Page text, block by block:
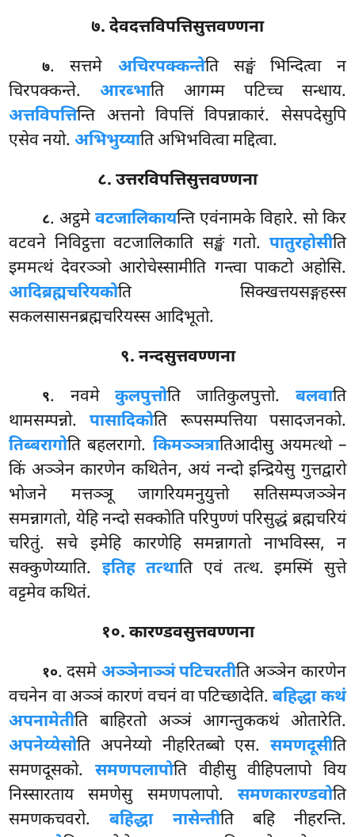
७. देवदत्तविपत्तिसुत्तवण्णना
७. सत्तमे अचिरपक्कन्तेति सङ्घं भिन्दित्वा न
चिरपक्कन्ते.आरब्भाति आगम्म पटिच्च सन्धाय.
अत्तविपत्तिन्ति अत्तनो विपत्तिं विपन्नाकारं. सेसपदेसुपि
एसेव नयो.अभिभुय्याति अभिभवित्वा मद्दित्वा.
८. उत्तरविपत्तिसुत्तवण्णना
८. अट्ठमे वटजालिकायन्ति एवंनामके विहारे. सो किर
वटवने निविट्ठत्ता वटजालिकाति सङ्खं गतो. पातुरहोसीति
इममत्थं देवरञ्ञो आरोचेस्सामीति गन्त्वा पाकटो अहोसि.
आदिब्रह्मचरियकोति सिक्खत्तयसङ्गहस्स
सकलसासनब्रह्मचरियस्स आदिभूतो.
९. नन्दसुत्तवण्णना
९. नवमेकुलपुत्तोति जातिकुलपुत्तो. बलवाति
थामसम्पन्नो.पासादिकोति रूपसम्पत्तिया पसादजनको.
तिब्बरागोति बहलरागो. किमञ्ञत्रातिआदीसु अयमत्थो –
किं अञ्ञेन कारणेन कथितेन, अयं नन्दो इन्द्रियेसु गुत्तद्वारो
भोजने मत्तञ्ञू जागरियमनुयुत्तो सतिसम्पजञ्ञेन
समन्नागतो, येहि नन्दो सक्कोति परिपुण्णं परिसुद्धं ब्रह्मचरियं
चरितुं. सचे इमेहि कारणेहि समन्नागतो नाभविस्स, न
सक्कुणेय्याति. इतिह तत्थाति एवं तत्थ. इमस्मिं सुत्ते
वट्टमेव कथितं.
१०. कारण्डवसुत्तवण्णना
१०. दसमे अञ्ञेनाञ्ञं पटिचरतीति अञ्ञेन कारणेन
वचनेन वा अञ्ञं कारणं वचनं वा पटिच्छादेति.बहिद्धा कथं
अपनामेतीति बाहिरतो अञ्ञं आगन्तुककथं ओतारेति.
अपनेय्येसोति अपनेय्यो नीहरितब्बो एस. समणदूसीति
समणदूसको. समणपलापोति वीहीसु वीहिपलापो विय
निस्सारताय समणेसु समणपलापो. समणकारण्डवोति
समणकचवरो.बहिद्धा नासेन्तीति बहि नीहरन्ति.